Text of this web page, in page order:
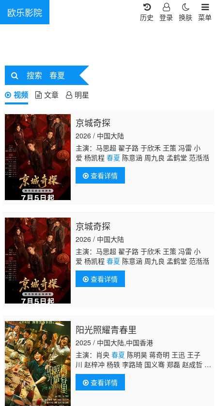
欧乐影院 菜单
换肤
登录
历史
搜索 春夏
视频 文章 明星
京城奇探
2026 / 中国大陆
主演：马思超 翟子路 于欣禾 王策 冯雷 小
爱 杨凯程 春夏 陈意涵 周九良 孟鹤堂 范湉湉
查看详情
京城奇探
2026 / 中国大陆
主演：马思超 翟子路 于欣禾 王策 冯雷 小
爱 杨凯程 春夏 陈意涵 周九良 孟鹤堂 范湉湉
查看详情
阳光照耀青春里
2025 / 中国大陆,中国香港
主演：肖央 春夏 陈明昊 蒋奇明 王迅 王子
川 赵梓冲 杨轶 李路琦 国义骞 郑磊 赵成哲 赵
子琪 石凉 于明加 黄尧 任洛敏 陈玺旭 王圣
迪 黄晓明
查看详情